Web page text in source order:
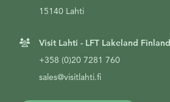
15140 Lahti
Visit Lahti - LFT Lakeland
+358 (0)20 7281 760
sales@visitlahti.fi